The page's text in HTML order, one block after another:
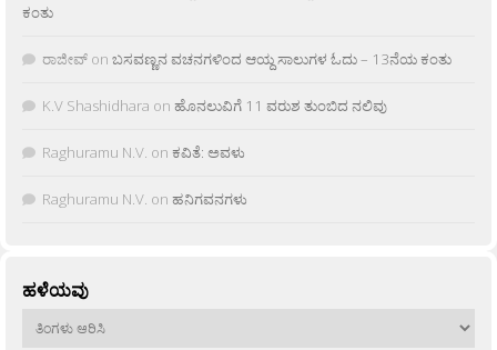
ಕಂತು
ರಾಜೀವ್ on ಬಸವಣ್ಣನ ವಚನಗಳಿಂದ ಆಯ್ದ ಸಾಲುಗಳ ಓದು – 13ನೆಯ ಕಂತು
K.V Shashidhara on ಹೊನಲುವಿಗೆ 11 ವರುಶ ತುಂಬಿದ ನಲಿವು
Raghuramu N.V. on ಕವಿತೆ: ಅವಳು
Raghuramu N.V. on ಹನಿಗವನಗಳು
ಹಳೆಯವು
ಹಳೆಯವು